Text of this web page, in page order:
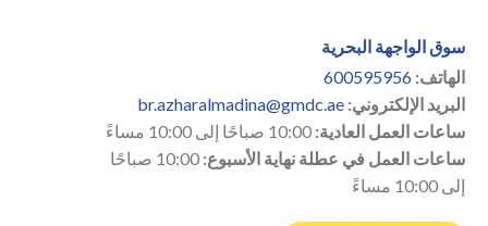
سوق الواجهة البحرية
الهاتف: 600595956
البريد الإلكتروني: br.azharalmadina@gmdc.ae
ساعات العمل العادية:
ساعات العمل في عطلة نهاية الأسبوع:
10:00 صباحًا
إلى 10:00 مساءً